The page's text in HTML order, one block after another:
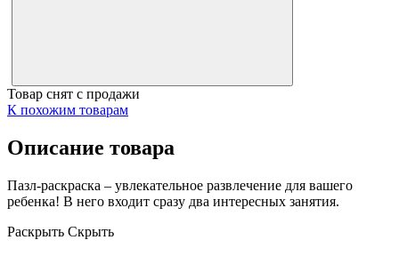
Товар снят с продажи
К похожим товарам
Описание товара
Пазл-раскраска – увлекательное развлечение для вашего
ребенка! В него входит сразу два интересных занятия.
Раскрыть Скрыть